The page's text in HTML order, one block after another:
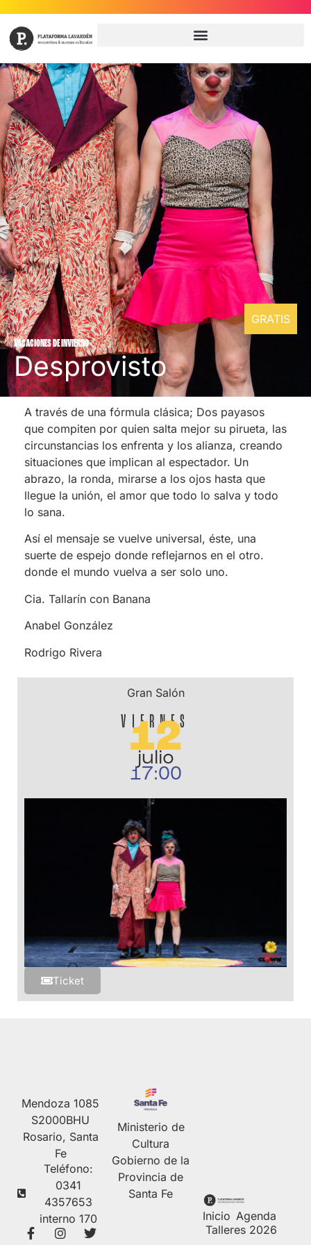
GRATIS
VACACIONES DE INVIERNO
Desprovisto
A través de una fórmula clásica; Dos payasos
que compiten por quien salta mejor su pirueta, las
circunstancias los enfrenta y los alianza, creando
situaciones que implican al espectador. Un
abrazo, la ronda, mirarse a los ojos hasta que
llegue la unión, el amor que todo lo salva y todo
lo sana.
Así el mensaje se vuelve universal, éste, una
suerte de espejo donde reflejarnos en el otro.
donde el mundo vuelva a ser solo uno.
Cia. Tallarín con Banana
Anabel González
Rodrigo Rivera
Gran Salón
VIERNES
12
julio
17:00
Ticket
Inicio Agenda
Talleres 2026
Mendoza 1085
S2000BHU
Rosario, Santa
Fe
Teléfono:
0341
4357653
interno 170
Ministerio de
Cultura
Gobierno de la
Provincia de
Santa Fe